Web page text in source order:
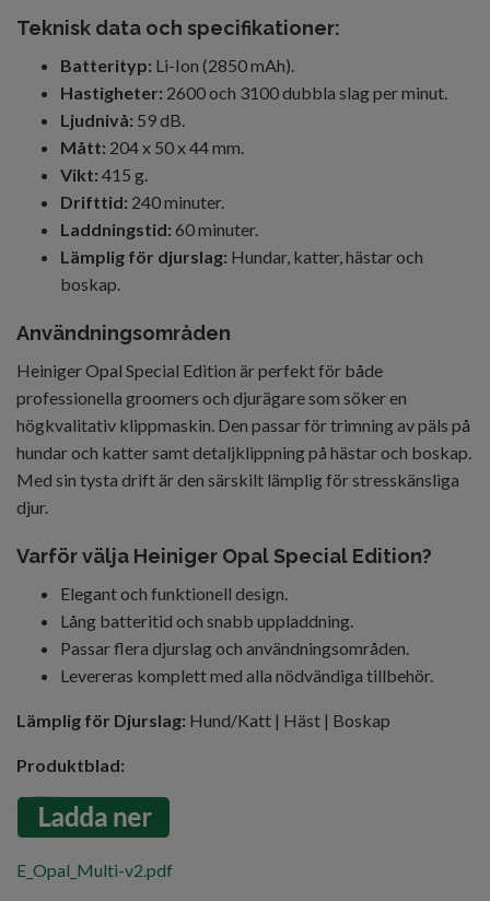
Teknisk data och specifikationer:
Batterityp: Li-Ion (2850 mAh).
Hastigheter: 2600 och 3100 dubbla slag per minut.
Ljudnivå: 59 dB.
Mått: 204 x 50 x 44 mm.
Vikt: 415 g.
Drifttid: 240 minuter.
Laddningstid: 60 minuter.
Lämplig för djurslag: Hundar, katter, hästar och
boskap.
Användningsområden
Heiniger Opal Special Edition är perfekt för både
professionella groomers och djurägare som söker en
högkvalitativ klippmaskin. Den passar för trimning av päls på
hundar och katter samt detaljklippning på hästar och boskap.
Med sin tysta drift är den särskilt lämplig för stresskänsliga
djur.
Varför välja Heiniger Opal Special Edition?
Elegant och funktionell design.
Lång batteritid och snabb uppladdning.
Passar flera djurslag och användningsområden.
Levereras komplett med alla nödvändiga tillbehör.
Lämplig för Djurslag: Hund/Katt | Häst | Boskap
Produktblad:
E_Opal_Multi-v2.pdf